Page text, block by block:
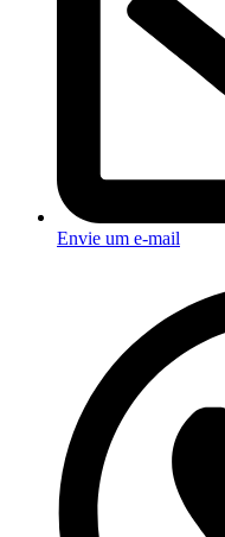
Envie um e-mail